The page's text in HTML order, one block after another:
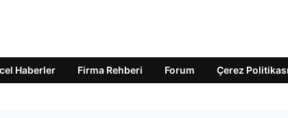
Haberler Firma Rehberi Forum Çerez Politikası